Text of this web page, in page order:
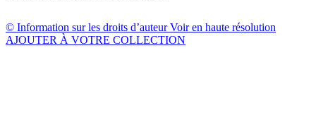
© Information sur les droits d’auteurVoir en haute résolution
AJOUTER À VOTRE COLLECTION